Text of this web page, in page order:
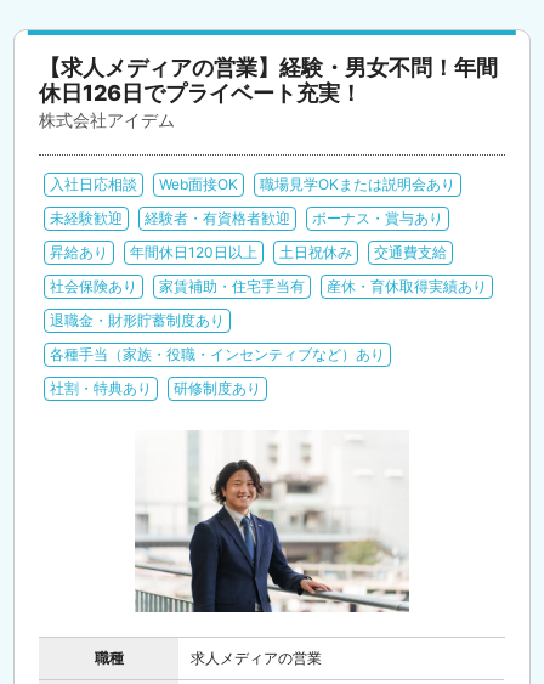
【求人メディアの営業】経験・男女不問！年間
休日126日でプライベート充実！
株式会社アイデム
入社日応相談 Web面接OK
職場見学OKまたは説明会あり
未経験歓迎
経験者・有資格者歓迎
ボーナス・賞与あり
昇給あり
年間休日120日以上 土日祝休み
交通費支給
社会保険あり
家賃補助・住宅手当有
産休・育休取得実績あり
退職金・財形貯蓄制度あり
各種手当（家族・役職・インセンティブなど）あり
社割・特典あり
研修制度あり
職種 求人メディアの営業